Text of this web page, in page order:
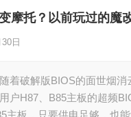
摩托？以前玩过的魔
日
着破解版BIOS的面世烟消
户H87、B85主板的超频
主板，只要供电足够，也